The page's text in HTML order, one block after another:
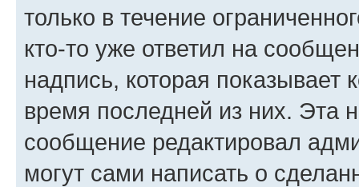
только в течение
кто-то уже ответил на
надпись, которая показывает
время последней из них. Эта
сообщение редактировал
могут сами написать о